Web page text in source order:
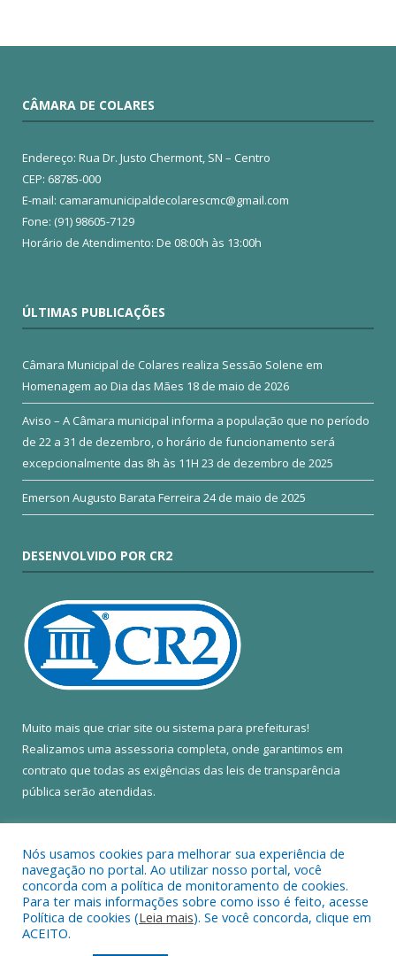
CÂMARA DE COLARES
Endereço: Rua Dr. Justo Chermont, SN – Centro
CEP: 68785-000
E-mail: camaramunicipaldecolarescmc@gmail.com
Fone: (91) 98605-7129
Horário de Atendimento: De 08:00h às 13:00h
ÚLTIMAS PUBLICAÇÕES
Câmara Municipal de Colares realiza Sessão Solene em
Homenagem ao Dia das Mães 18 de maio de 2026
Aviso – A Câmara municipal informa a população que no período
de 22 a 31 de dezembro, o horário de funcionamento será
excepcionalmente das 8h às 11H 23 de dezembro de 2025
Emerson Augusto Barata Ferreira 24 de maio de 2025
DESENVOLVIDO POR CR2
Muito mais que criar site ou sistema para prefeituras!
Realizamos uma assessoria completa, onde garantimos em
contrato que todas as exigências das leis de transparência
pública serão atendidas.
Todos os direitos reservados a Câmara Municipal de Colares.
Nós usamos cookies para melhorar sua experiência de
navegação no portal. Ao utilizar nosso portal, você
concorda com a política de monitoramento de cookies.
Para ter mais informações sobre como isso é feito, acesse
Política de cookies (Leia mais). Se você concorda, clique em
ACEITO.